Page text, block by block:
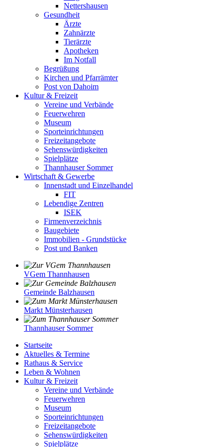
Nettershausen
Gesundheit
Ärzte
Zahnärzte
Tierärzte
Apotheken
Im Notfall
Begrüßung
Kirchen und Pfarrämter
Post von Dahoim
Kultur & Freizeit
Vereine und Verbände
Feuerwehren
Museum
Sporteinrichtungen
Freizeitangebote
Sehenswürdigkeiten
Spielplätze
Thannhauser Sommer
Wirtschaft & Gewerbe
Innenstadt und Einzelhandel
FIT
Lebendige Zentren
ISEK
Firmenverzeichnis
Baugebiete
Immobilien - Grundstücke
Post und Banken
VGem Thannhausen
Gemeinde Balzhausen
Markt Münsterhausen
Thannhauser Sommer
Startseite
Aktuelles & Termine
Rathaus & Service
Leben & Wohnen
Kultur & Freizeit
Vereine und Verbände
Feuerwehren
Museum
Sporteinrichtungen
Freizeitangebote
Sehenswürdigkeiten
Spielplätze